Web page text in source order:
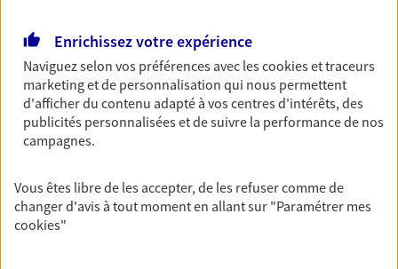
Santé
Couvrez vos dépenses de santé ainsi que celles de
votre famille avec la complémentaire santé qui
vous ressemble.
Prévoyance
contrat prévoyance. Préservez vos proches en cas
d'accident ou de maladie en optant pour les
garanties incapacité temporaire totale de travail,
Enrichissez votre expérience
Naviguez selon vos préférences avec lescookies et traceurs
marketing et de personnalisation qui nous permettent
d'afficher du contenu adapté à vos centres d'intérêts, des
publicités personnalisées et de suivre la performance de nos
campagnes.
Vous êtes libre de les accepter, de les refuser comme de
changer d'avis à tout moment en allant sur "Paramétrer mes
cookies"